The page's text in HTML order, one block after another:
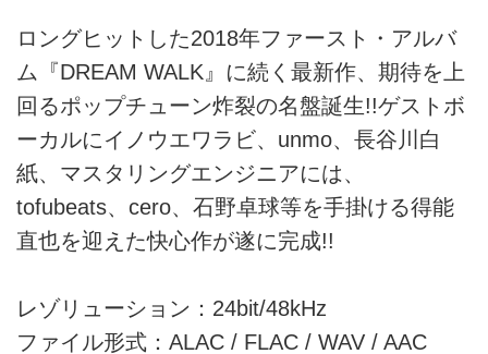
ロングヒットした2018年ファースト・アルバ
ム『DREAM WALK』に続く最新作、期待を上
回るポップチューン炸裂の名盤誕生!!ゲストボ
ーカルにイノウエワラビ、unmo、長谷川白
紙、マスタリングエンジニアには、
tofubeats、cero、石野卓球等を手掛ける得能
直也を迎えた快心作が遂に完成!!
レゾリューション：24bit/48kHz
ファイル形式：ALAC / FLAC / WAV / AAC